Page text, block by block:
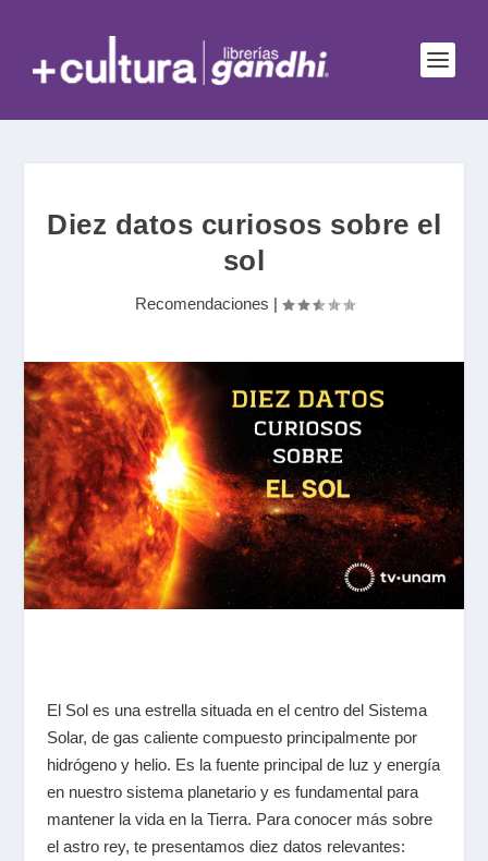
Diez datos curiosos sobre el
sol
Recomendaciones |
El Sol es una estrella situada en el centro del Sistema
Solar, de gas caliente compuesto principalmente por
hidrógeno y helio. Es la fuente principal de luz y energía
en nuestro sistema planetario y es fundamental para
mantener la vida en la Tierra. Para conocer más sobre
el astro rey, te presentamos diez datos relevantes: